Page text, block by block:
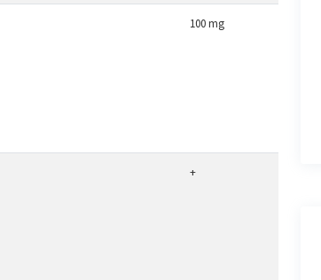
100 mg
+